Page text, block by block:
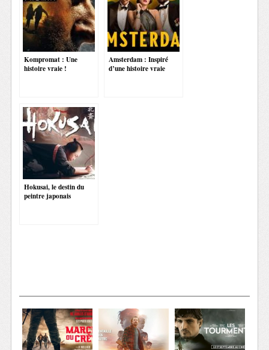
Kompromat : Une
histoire vraie !
Amsterdam : Inspiré
d’une histoire vraie
Hokusai, le destin du
peintre japonais